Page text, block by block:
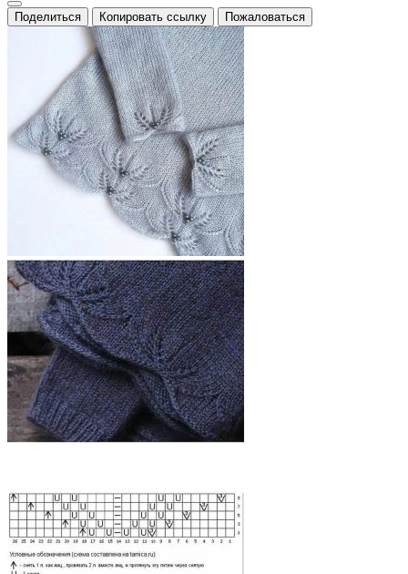
Поделиться Копировать ссылку Пожаловаться